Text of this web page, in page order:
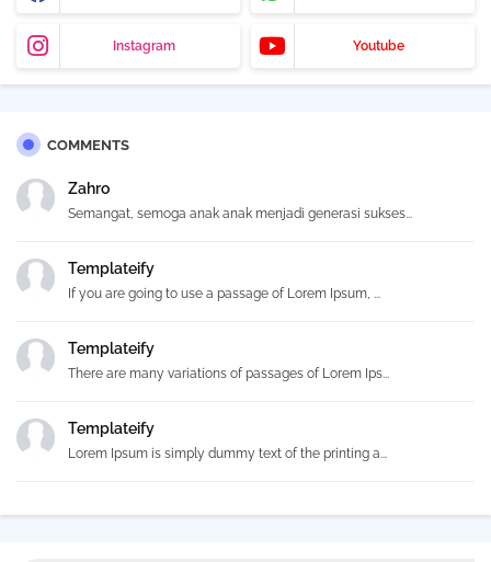
Instagram Youtube
COMMENTS
Zahro
Semangat, semoga anak anak menjadi generasi sukses...
Templateify
If you are going to use a passage of Lorem Ipsum, ...
Templateify
There are many variations of passages of Lorem Ips...
Templateify
Lorem Ipsum is simply dummy text of the printing a...